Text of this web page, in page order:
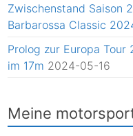
Zwischenstand Saison
Barbarossa Classic
Prolog zur Europa Tour
im 17m 2024-05-16
Meine